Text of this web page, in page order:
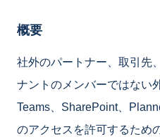
概要
社外のパートナー、取引先
ナントのメンバーではない
Teams、SharePoint、
のアクセスを許可するため